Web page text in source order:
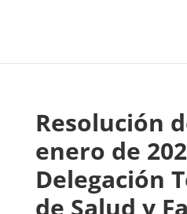
Resolución
enero de
Delegación
de Salud y